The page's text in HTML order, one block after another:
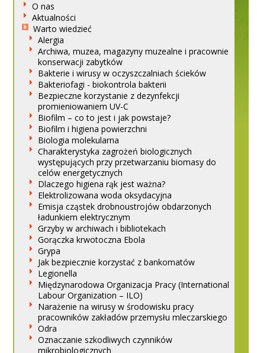
O nas
Aktualności
Warto wiedzieć
Alergia
Archiwa, muzea, magazyny muzealne i pracownie
konserwacji zabytków
Bakterie i wirusy w oczyszczalniach ścieków
Bakteriofagi - biokontrola bakterii
Bezpieczne korzystanie z dezynfekcji
promieniowaniem UV-C
Biofilm – co to jest i jak powstaje?
Biofilm i higiena powierzchni
Biologia molekularna
Charakterystyka zagrożeń biologicznych
występujących przy przetwarzaniu biomasy do
celów energetycznych
Dlaczego higiena rąk jest ważna?
Elektrolizowana woda oksydacyjna
Emisja cząstek drobnoustrojów obdarzonych
ładunkiem elektrycznym
Grzyby w archiwach i bibliotekach
Gorączka krwotoczna Ebola
Grypa
Jak bezpiecznie korzystać z bankomatów
Legionella
Międzynarodowa Organizacja Pracy (International
Labour Organization – ILO)
Narażenie na wirusy w środowisku pracy
pracowników zakładów przemysłu mleczarskiego
Odra
Oznaczanie szkodliwych czynników
mikrobiologicznych